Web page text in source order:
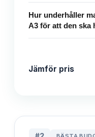
Hur underhåller
A3 för att den ska
Jämför pris